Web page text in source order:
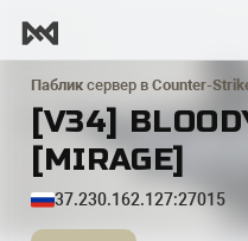
Паблик сервер в Counter-
[V34]
[MIRAGE]
37.230.162.127:27015